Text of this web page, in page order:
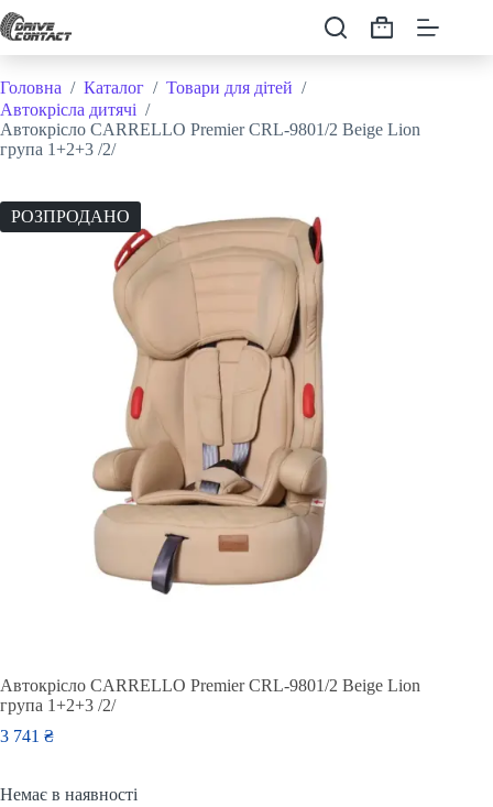
Перейти
до
Кошик
Головна / Каталог / Товари для дітей /
Автокрісла дитячі /
Автокрісло CARRELLO Premier CRL-9801/2 Beige Lion
група 1+2+3 /2/
РОЗПРОДАНО
Автокрісло CARRELLO Premier CRL-9801/2 Beige Lion
група 1+2+3 /2/
3 741 ₴
Немає в наявності